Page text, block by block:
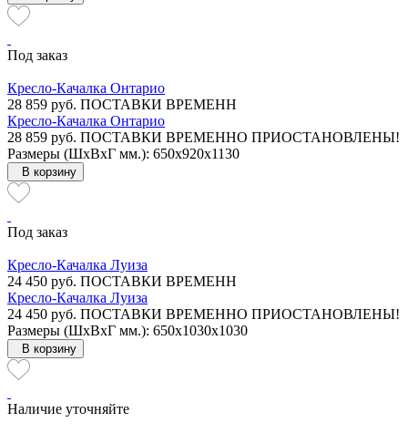
Под заказ
Кресло-Качалка Онтарио
28 859 руб. ПОСТАВКИ ВРЕМЕНН
Кресло-Качалка Онтарио
28 859 руб. ПОСТАВКИ ВРЕМЕННО ПРИОСТАНОВЛЕНЫ!
Размеры (ШxВxГ мм.): 650x920x1130
В корзину
Под заказ
Кресло-Качалка Луиза
24 450 руб. ПОСТАВКИ ВРЕМЕНН
Кресло-Качалка Луиза
24 450 руб. ПОСТАВКИ ВРЕМЕННО ПРИОСТАНОВЛЕНЫ!
Размеры (ШxВxГ мм.): 650x1030x1030
В корзину
Наличие уточняйте